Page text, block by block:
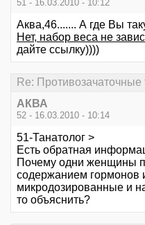
51 - 16.03.2010 - 10:12
Аква,46....... А где Вы
Нет, набор веса не
дайте ссылку))))
Re:
АКВА
52 - 16.03.2010 - 10:14
51-Танатолог >
Есть обратная
Почему одни женщины
содержанием гормонов
микродозированные и
то объяснить?